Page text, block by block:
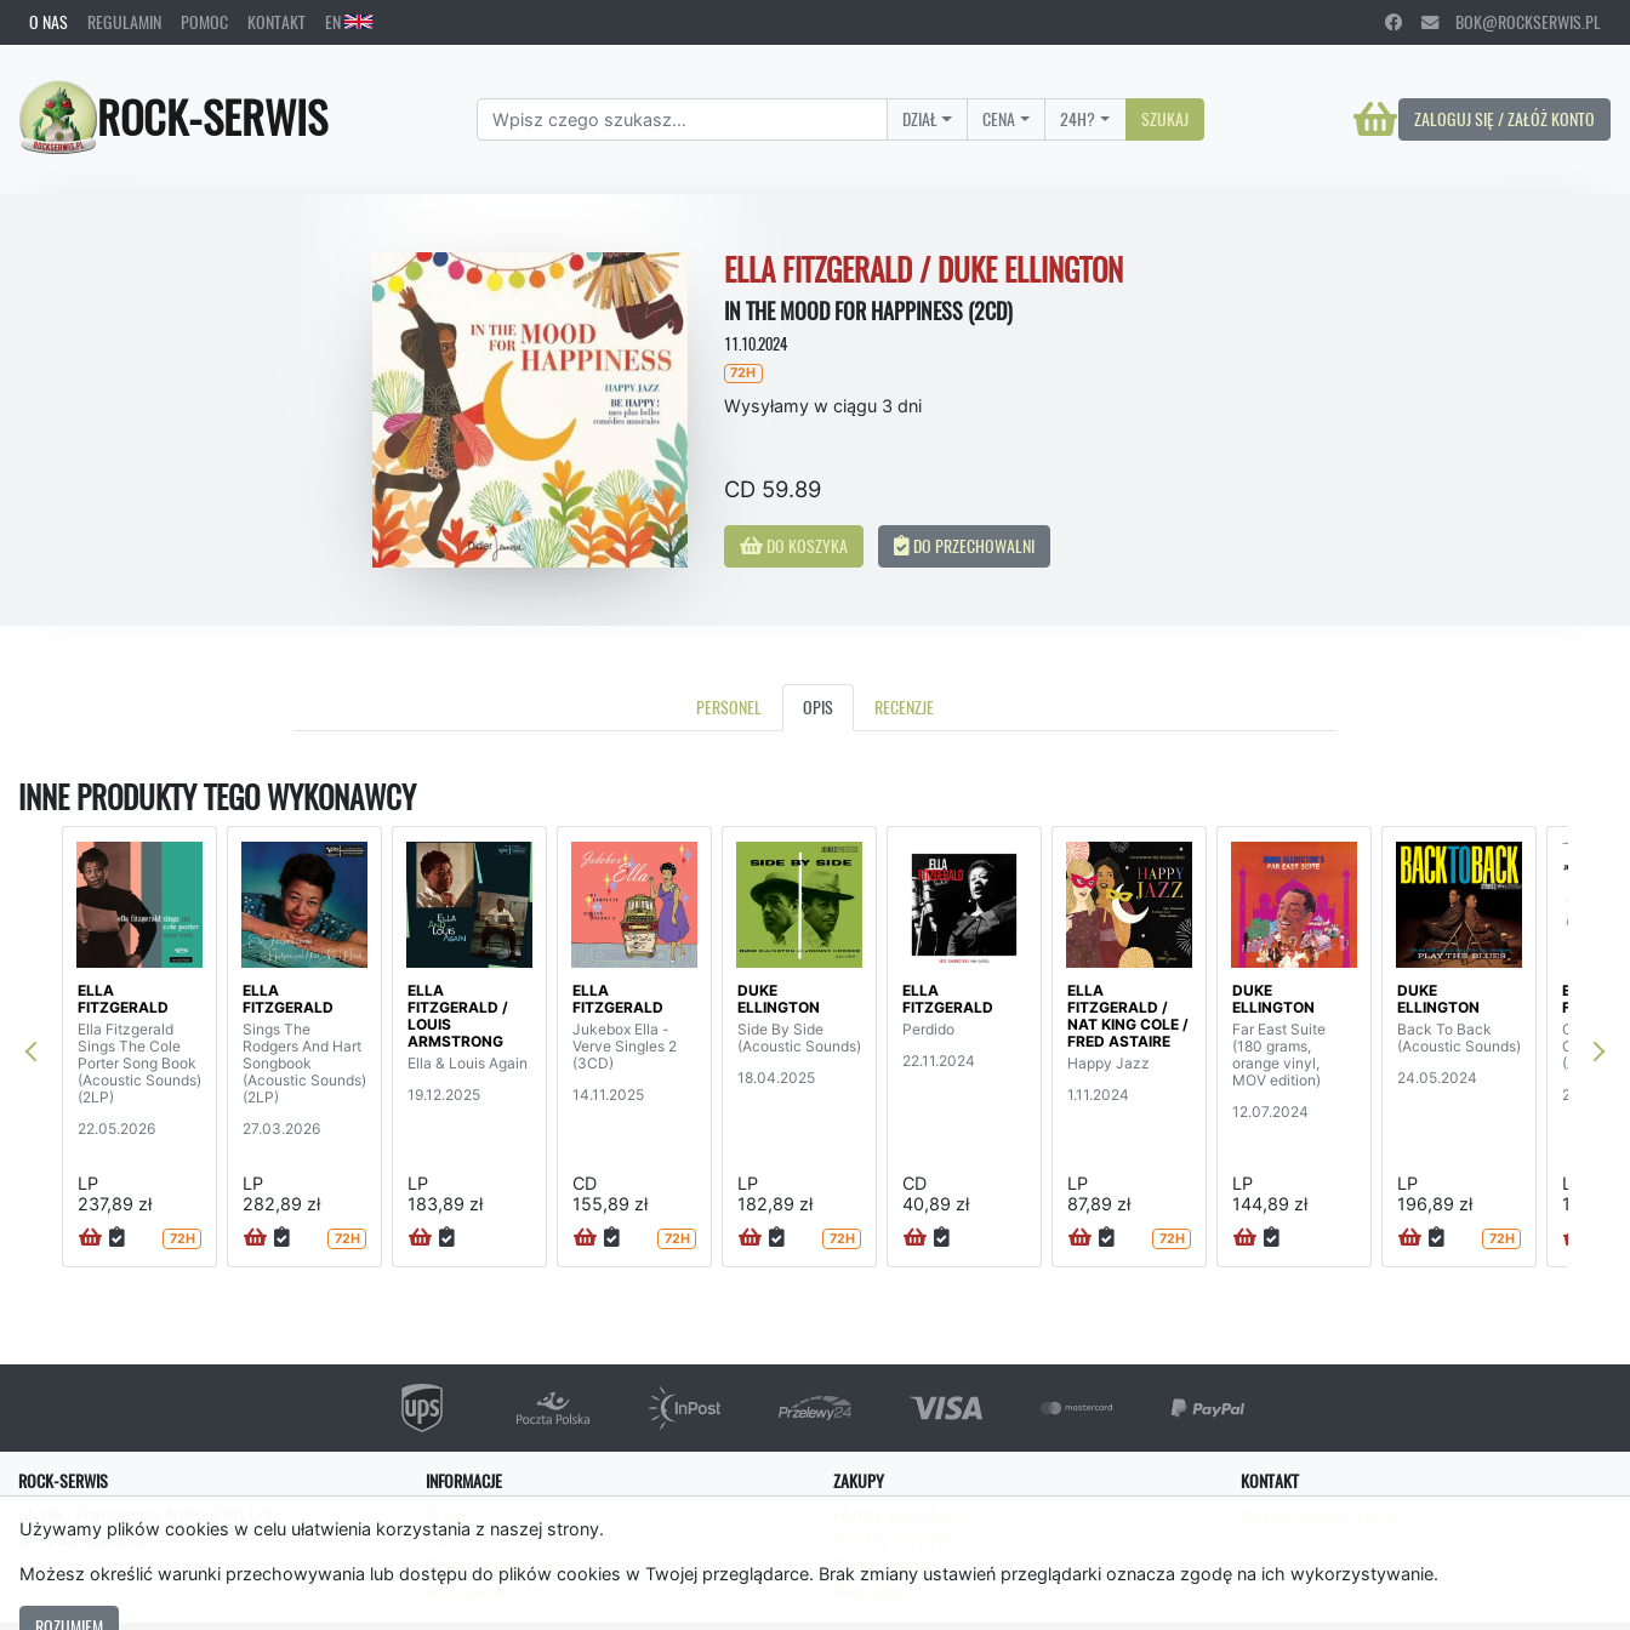
Używamy plików cookies w celu ułatwienia korzystania z naszej strony.
Możesz określić warunki przechowywania lub dostępu do plików cookies w Twojej przeglądarce. Brak zmiany ustawień przeglądarki oznacza zgodę na ich wykorzystywanie.
O NAS REGULAMIN POMOC KONTAKT EN BOK@ROCKSERWIS.PL
ROCK-SERWIS ZALOGUJ SIĘ / ZAŁÓŻ KONTO
DZIAŁ CENA 24H? SZUKAJ
ELLA FITZGERALD / DUKE ELLINGTON
IN THE MOOD FOR HAPPINESS (2CD)
11.10.2024
72H
Wysyłamy w ciągu 3 dni
CD 59.89
DO KOSZYKA DO PRZECHOWALNI
PERSONEL OPIS RECENZJE
INNE PRODUKTY TEGO WYKONAWCY
ELLA
FITZGERALD
Ella Fitzgerald
Sings The Cole
Porter Song Book
(Acoustic Sounds)
(2LP)
22.05.2026
LP
237,89 zł
72H
ELLA
FITZGERALD
Sings The
Rodgers And Hart
Songbook
(Acoustic Sounds)
(2LP)
27.03.2026
LP
282,89 zł
72H
ELLA
FITZGERALD /
LOUIS
ARMSTRONG
Ella & Louis Again
19.12.2025
LP
183,89 zł
ELLA
FITZGERALD
Jukebox Ella -
Verve Singles 2
(3CD)
14.11.2025
CD
155,89 zł
72H
DUKE
ELLINGTON
Side By Side
(Acoustic Sounds)
18.04.2025
LP
182,89 zł
72H
ELLA
FITZGERALD
Perdido
22.11.2024
CD
40,89 zł
ELLA
FITZGERALD /
NAT KING COLE /
FRED ASTAIRE
Happy Jazz
1.11.2024
LP
87,89 zł
72H
DUKE
ELLINGTON
Far East Suite
(180 grams,
orange vinyl,
MOV edition)
12.07.2024
LP
144,89 zł
DUKE
ELLINGTON
Back To Back
(Acoustic Sounds)
24.05.2024
LP
196,89 zł
72H
ELLA
Clap
Comes
(Acoustic
LP
196,89
ROCK-SERWIS
31-543 Kraków
INFORMACJE
Pomoc
Polityka cookies
Rockserwis.fm
ZAKUPY
Panel Klienta
Regulamin
KONTAKT